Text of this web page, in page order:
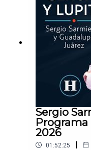
Sergio
Programa
2026
01:52:25 |